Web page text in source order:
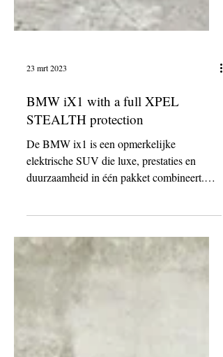
23 mrt 2023
BMW iX1 with a full XPEL
STEALTH protection
Met zijn strakke lijnen en...